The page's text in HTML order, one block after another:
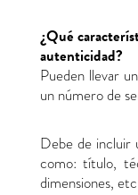
¿Qué
autenticidad?
Pueden llevar
un número de
Debe de incluir
como: título,
dimensiones, etc